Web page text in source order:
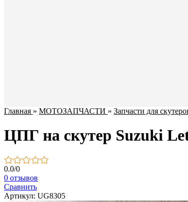
Главная » МОТОЗАПЧАСТИ » Запчасти для
ЦПГ на скутер Suzuki
0.0/0
0 отзывов
Сравнить
Артикул: UG8305